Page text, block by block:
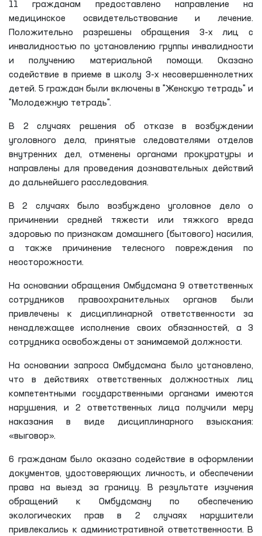
11 гражданам предоставлено направление на
медицинское освидетельствование и лечение.
Положительно разрешены обращения 3-х лиц с
инвалидностью по установлению группы инвалидности
и получению материальной помощи. Оказано
содействие в приеме в школу 3-х несовершеннолетних
детей. 5 граждан были включены в "Женскую тетрадь" и
"Молодежную тетрадь".
В 2 случаях решения об отказе в возбуждении
уголовного дела, принятые следователями отделов
внутренних дел, отменены органами прокуратуры и
направлены для проведения дознавательных действий
до дальнейшего расследования.
В 2 случаях было возбуждено уголовное дело о
причинении средней тяжести или тяжкого вреда
здоровью по признакам домашнего (бытового) насилия,
а также причинение телесного повреждения по
неосторожности.
На основании обращения Омбудсмана 9 ответственных
сотрудников правоохранительных органов были
привлечены к дисциплинарной ответственности за
ненадлежащее исполнение своих обязанностей, а 3
сотрудника освобождены от занимаемой должности.
На основании запроса Омбудсмана было установлено,
что в действиях ответственных должностных лиц
компетентными государственными органами имеются
нарушения, и 2 ответственных лица получили меру
наказания в виде дисциплинарного взыскания:
«выговор».
6 гражданам было оказано содействие в оформлении
документов, удостоверяющих личность, и обеспечении
права на выезд за границу. В результате изучения
обращений к Омбудсману по обеспечению
экологических прав в 2 случаях нарушители
привлекались к административной ответственности. В